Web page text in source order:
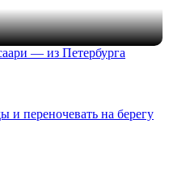
— из Петербурга
и переночевать на берегу